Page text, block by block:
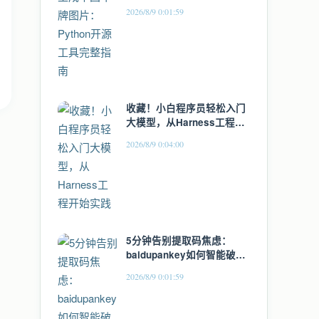
2026/8/9 0:01:59
收藏！小白程序员轻松入门
大模型，从Harness工程开
2026/8/9 0:04:00
5分钟告别提取码焦虑：
baidupankey如何智能破解
2026/8/9 0:01:59